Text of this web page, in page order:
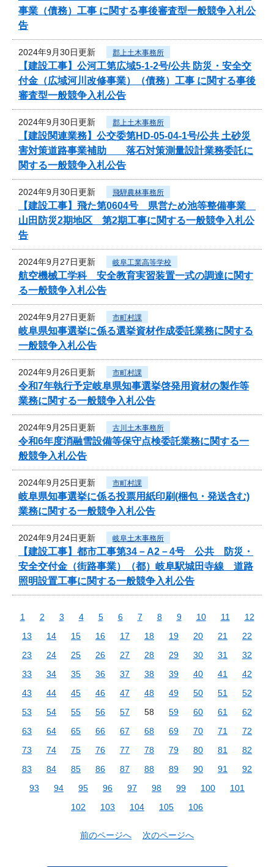
事業（債務）工事 に関する事後審査型一般競争入札公
告
2024年9月30日更新 郡上土木事務所
【建設工事】公河工第広域5-1-2号/公共 防災・安全交
付金（広域河川改修事業）（債務）工事 に関する事後
審査型一般競争入札公告
2024年9月30日更新 郡上土木事務所
【建設関連業務】公交委第HD-05-04-1号/公共 土砂災
害対策道路事業補助 落石対策測量設計業務委託に
関する一般競争入札公告
2024年9月30日更新 飛騨農林事務所
【建設工事】飛た第0604号 県営ため池等整備事業
山田防災2期地区 第2期工事に関する一般競争入札公
告
2024年9月27日更新 岐阜工業高等学校
航空機械工学科 安全教育実習装置一式の調達に関す
る一般競争入札公告
2024年9月27日更新 市町村課
岐阜県知事選挙に係る選挙資材作成委託業務に関する
一般競争入札公告
2024年9月26日更新 市町村課
令和7年執行予定岐阜県知事選挙啓発用資材の製作等
業務に関する一般競争入札公告
2024年9月25日更新 古川土木事務所
令和6年度消融雪設備等保守点検委託業務に関する一
般競争入札公告
2024年9月25日更新 市町村課
岐阜県知事選挙に係る投票用紙印刷(梱包・発送含む)
業務に関する一般競争入札公告
2024年9月24日更新 岐阜土木事務所
【建設工事】都市工事第34－A2－4号 公共 防災・
安全交付金（街路事業）（都）岐阜駅城田寺線 道路
照明設置工事に関する一般競争入札公告
1 2 3 4 5 6 7 8 9 10 11
12
13
14 15 16 17 18 19 20 21
22
23
24 25 26 27 28 29 30 31
32
33
34 35 36 37 38 39 40 41
42
43
44 45 46 47 48 49 50 51
52
53
54 55 56 57 58 59 60 61
62
63
64 65 66 67 68 69 70 71
72
73
74 75 76 77 78 79 80 81
82
83
84 85 86 87 88 89 90 91
92
93
94 95 96 97 98 99 100
101
102
103 104 105 106
前のページへ 次のページへ